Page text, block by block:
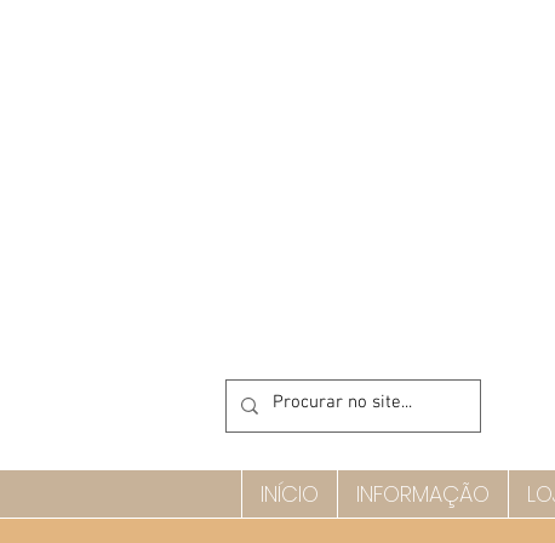
INÍCIO INFORMAÇÃO